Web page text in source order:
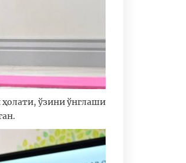
ўзини ўнглаши